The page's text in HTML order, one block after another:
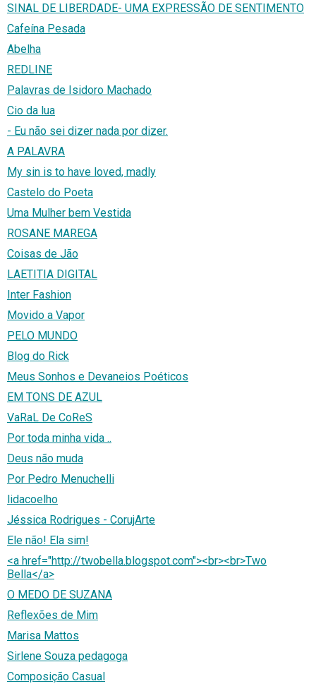
SINAL DE LIBERDADE- UMA EXPRESSÃO DE SENTIMENTO
Cafeína Pesada
Abelha
REDLINE
Palavras de Isidoro Machado
Cio da lua
- Eu não sei dizer nada por dizer.
A PALAVRA
My sin is to have loved, madly
Castelo do Poeta
Uma Mulher bem Vestida
ROSANE MAREGA
Coisas de Jão
LAETITIA DIGITAL
Inter Fashion
Movido a Vapor
PELO MUNDO
Blog do Rick
Meus Sonhos e Devaneios Poéticos
EM TONS DE AZUL
VaRaL De CoReS
Por toda minha vida ..
Deus não muda
Por Pedro Menuchelli
lidacoelho
Jéssica Rodrigues - CorujArte
Ele não! Ela sim!
<a href="http://twobella.blogspot.com"><br><br>Two
Bella</a>
O MEDO DE SUZANA
Reflexões de Mim
Marisa Mattos
Sirlene Souza pedagoga
Composição Casual